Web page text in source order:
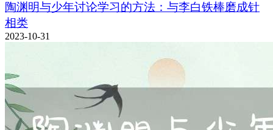
陶渊明与少年讨论学习的方法：与李白铁棒磨成针
相类
2023-10-31